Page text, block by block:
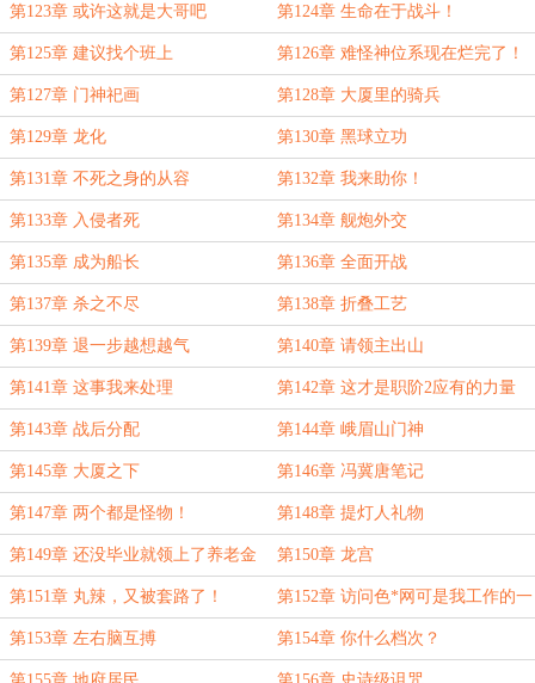
第123章 或许这就是大哥吧 第124章 生命在于战斗！
第125章 建议找个班上 第126章 难怪神位系现在烂完了！
第127章 门神祀画 第128章 大厦里的骑兵
第129章 龙化 第130章 黑球立功
第131章 不死之身的从容 第132章 我来助你！
第133章 入侵者死 第134章 舰炮外交
第135章 成为船长 第136章 全面开战
第137章 杀之不尽 第138章 折叠工艺
第139章 退一步越想越气 第140章 请领主出山
第141章 这事我来处理 第142章 这才是职阶2应有的力量
吗？
第143章 战后分配 第144章 峨眉山门神
第145章 大厦之下 第146章 冯冀唐笔记
第147章 两个都是怪物！ 第148章 提灯人礼物
第149章 还没毕业就领上了养老金 第150章 龙宫
第151章 丸辣，又被套路了！ 第152章 访问色*网可是我工作的一
部分
第153章 左右脑互搏 第154章 你什么档次？